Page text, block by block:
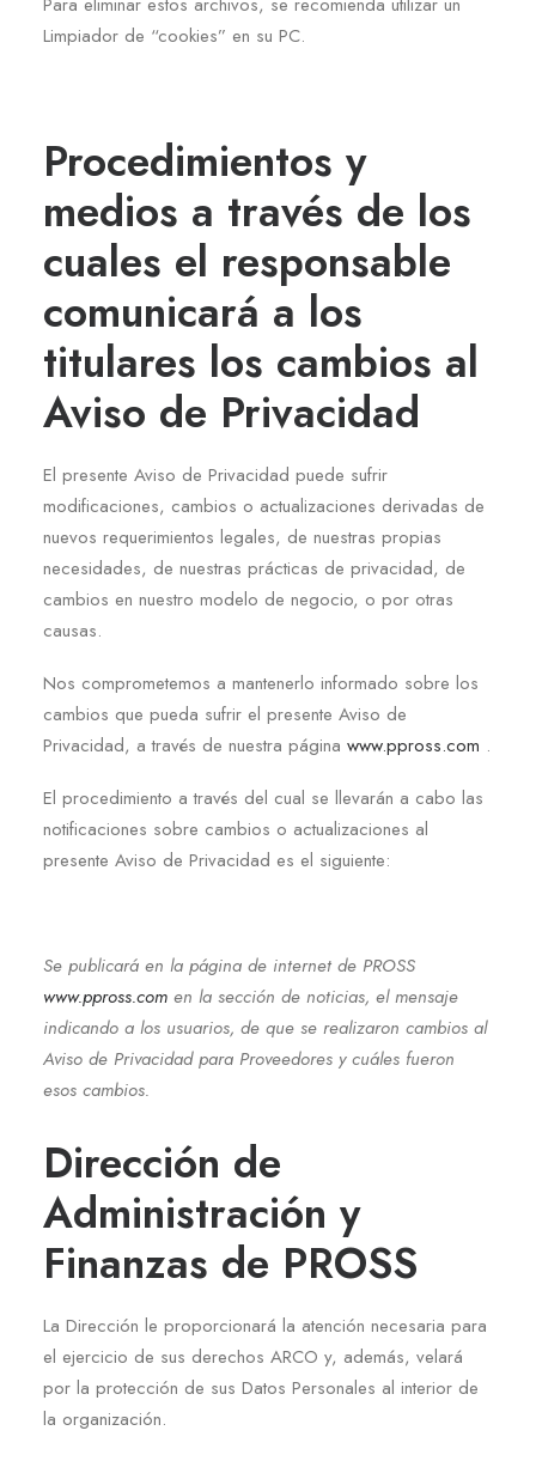
Limpiador de “cookies” en su PC.
Procedimientos y
medios a través de los
cuales el responsable
comunicará a los
titulares los cambios al
Aviso de Privacidad
El presente Aviso de Privacidad puede sufrir
modificaciones, cambios o actualizaciones derivadas de
nuevos requerimientos legales, de nuestras propias
necesidades, de nuestras prácticas de privacidad, de
cambios en nuestro modelo de negocio, o por otras
causas.
Nos comprometemos a mantenerlo informado sobre los
cambios que pueda sufrir el presente Aviso de
Privacidad, a través de nuestra página www.ppross.com .
El procedimiento a través del cual se llevarán a cabo las
notificaciones sobre cambios o actualizaciones al
presente Aviso de Privacidad es el siguiente:
Se publicará en la página de internet de PROSS
www.ppross.com en la sección de noticias, el mensaje
indicando a los usuarios, de que se realizaron cambios al
Aviso de Privacidad para Proveedores y cuáles fueron
esos cambios.
Dirección de
Administración y
Finanzas de PROSS
La Dirección le proporcionará la atención necesaria para
el ejercicio de sus derechos ARCO y, además, velará
por la protección de sus Datos Personales al interior de
la organización.